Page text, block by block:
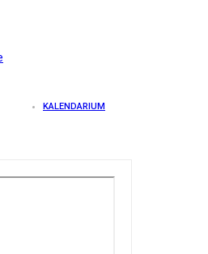
KALENDARIUM